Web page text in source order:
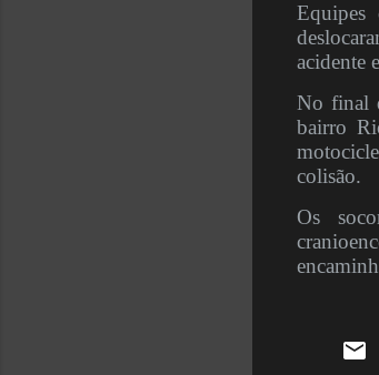
acidente
No final
bairro
colisão.
Os